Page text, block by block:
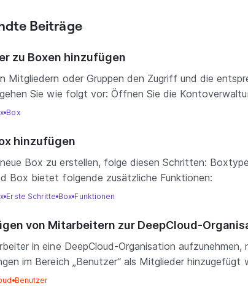
Beiträge
zu Boxen hinzufügen
Mitgliedern oder Gruppen den Zugriff und die
Sie wie folgt vor: Öffnen Sie die
Box
hinzufügen
Box zu erstellen, folge diesen Schritten:
Box bietet folgende zusätzliche Funktionen:
Erste Schritte Box Funktionen
von Mitarbeitern zur DeepCloud-
in eine DeepCloud-Organisation
im Bereich „Benutzer“ als Mitglieder hinzugefügt
Benutzer